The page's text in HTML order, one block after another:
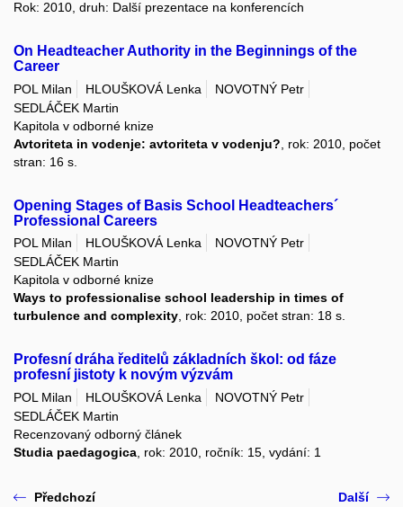
Rok: 2010, druh: Další prezentace na konferencích
On Headteacher Authority in the Beginnings of the
Career
POL Milan HLOUŠKOVÁ Lenka
NOVOTNÝ Petr
SEDLÁČEK Martin
Kapitola v odborné knize
Avtoriteta in vodenje: avtoriteta v vodenju? , rok: 2010, počet
stran: 16 s.
Opening Stages of Basis School Headteachers´
Professional Careers
POL Milan HLOUŠKOVÁ Lenka
NOVOTNÝ Petr
SEDLÁČEK Martin
Kapitola v odborné knize
Ways to professionalise school leadership in times of
turbulence and complexity, rok: 2010, počet stran: 18 s.
Profesní dráha ředitelů základních škol: od fáze
profesní jistoty k novým výzvám
POL Milan HLOUŠKOVÁ Lenka
NOVOTNÝ Petr
SEDLÁČEK Martin
Recenzovaný odborný článek
Studia paedagogica , rok: 2010, ročník: 15, vydání: 1
Předchozí Další